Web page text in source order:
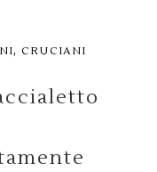
, CRUCIANI